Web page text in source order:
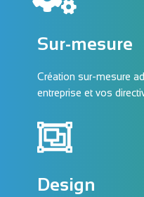
Sur-mesure
Création sur-mesure
entreprise et vos
Design